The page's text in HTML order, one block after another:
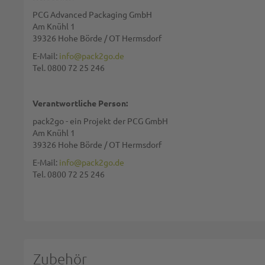
Zusammenfassung:
PCG Advanced Packaging GmbH
Am Knühl 1
39326 Hohe Börde / OT Hermsdorf
E-Mail: info@pack2go.de
Tel. 0800 72 25 246
Verantwortliche Person:
pack2go - ein Projekt der PCG GmbH
Am Knühl 1
39326 Hohe Börde / OT Hermsdorf
E-Mail: info@pack2go.de
Tel. 0800 72 25 246
Zubehör